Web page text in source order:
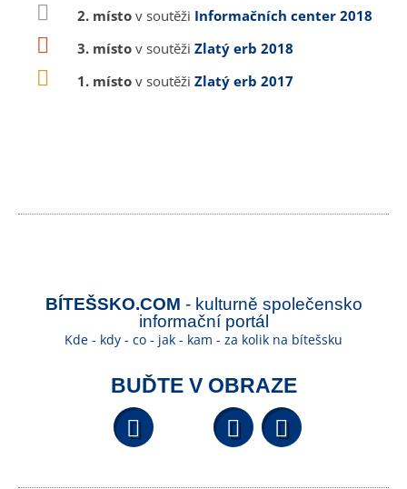
2. místo v soutěži Informačních center 2018
3. místo v soutěži Zlatý erb 2018
1. místo v soutěži Zlatý erb 2017
BÍTEŠSKO.COM - kulturně společensko
informační portál
Kde - kdy - co - jak - kam - za kolik na bítešsku
BUĎTE V OBRAZE
Facebook YouTube